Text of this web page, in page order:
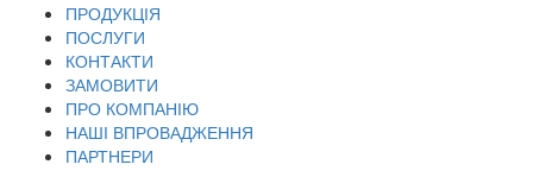
ПРОДУКЦІЯ
ПОСЛУГИ
КОНТАКТИ
ЗАМОВИТИ
ПРО КОМПАНІЮ
НАШІ ВПРОВАДЖЕННЯ
ПАРТНЕРИ